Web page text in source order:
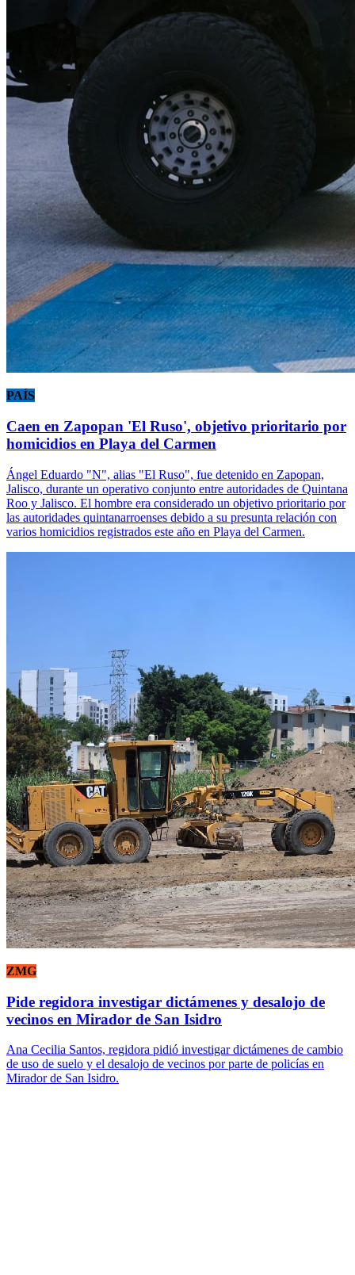
PAÍS
Caen en Zapopan 'El Ruso', objetivo prioritario por
homicidios en Playa del Carmen
Ángel Eduardo "N", alias "El Ruso", fue detenido en Zapopan,
Jalisco, durante un operativo conjunto entre autoridades de Quintana
Roo y Jalisco. El hombre era considerado un objetivo prioritario por
las autoridades quintanarroenses debido a su presunta relación con
varios homicidios registrados este año en Playa del Carmen.
ZMG
Pide regidora investigar dictámenes y desalojo de
vecinos en Mirador de San Isidro
Ana Cecilia Santos, regidora pidió investigar dictámenes de cambio
de uso de suelo y el desalojo de vecinos por parte de policías en
Mirador de San Isidro.